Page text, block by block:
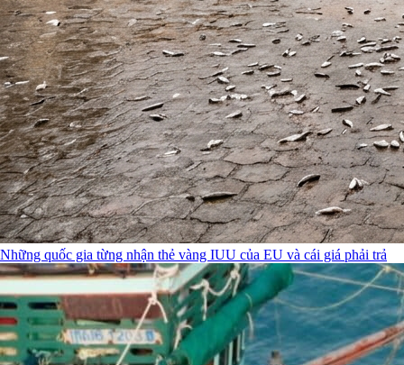
Những quốc gia từng nhận thẻ vàng IUU của EU và cái giá phải trả